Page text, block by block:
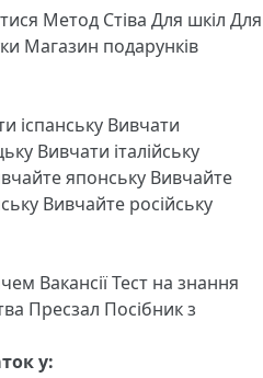
Метод Стіва Для шкіл Для
Магазин подарунків
іспанську Вивчати
Вивчати італійську
японську Вивчайте
Вивчайте російську
ВакансіїТест на знання
Пресзал Посібник з
у: